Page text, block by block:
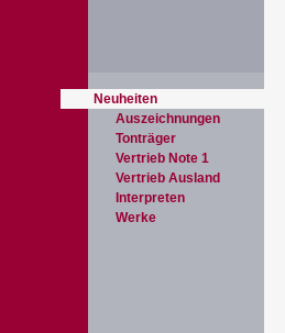
Neuheiten
Auszeichnungen
Tonträger
Vertrieb Note 1
Vertrieb Ausland
Interpreten
Werke